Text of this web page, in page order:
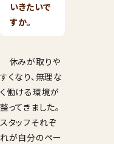
いきたいで
すか。
休みが取りや
すくなり、無理な
く働ける環境が
整ってきました。
スタッフそれぞ
れが自分のペー